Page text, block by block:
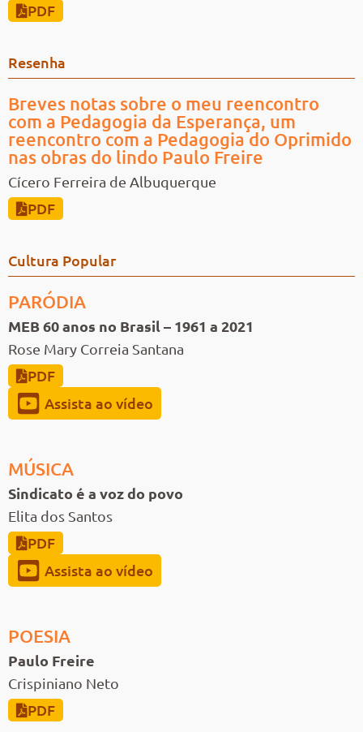
PDF
Resenha
Breves notas sobre o meu reencontro
com a Pedagogia da Esperança, um
reencontro com a Pedagogia do Oprimido
nas obras do lindo Paulo Freire
Cícero Ferreira de Albuquerque
PDF
Cultura Popular
PARÓDIA
MEB 60 anos no Brasil – 1961 a 2021
Rose Mary Correia Santana
PDF
Assista ao vídeo
MÚSICA
Sindicato é a voz do povo
Elita dos Santos
PDF
Assista ao vídeo
POESIA
Paulo Freire
Crispiniano Neto
PDF